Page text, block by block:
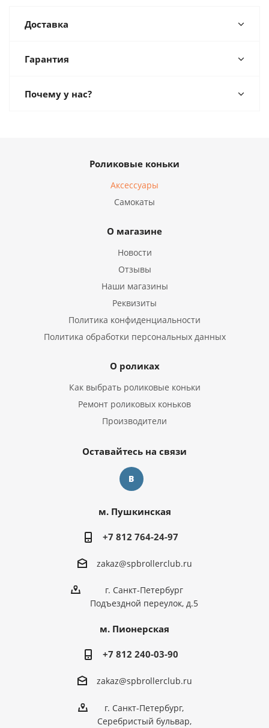
Доставка
Гарантия
Почему у нас?
Роликовые коньки
Аксессуары
Самокаты
О магазине
Новости
Отзывы
Наши магазины
Реквизиты
Политика конфиденциальности
Политика обработки персональных данных
О роликах
Как выбрать роликовые коньки
Ремонт роликовых коньков
Производители
Оставайтесь на связи
м. Пушкинская
+7 812 764-24-97
zakaz@spbrollerclub.ru
г. Санкт-Петербург
Подъездной переулок, д.5
м. Пионерская
+7 812 240-03-90
zakaz@spbrollerclub.ru
г. Санкт-Петербург,
Серебристый бульвар,